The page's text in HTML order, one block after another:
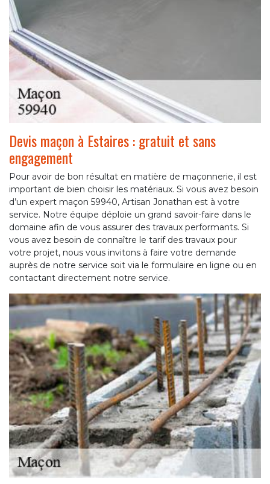
Devis maçon à Estaires : gratuit et sans
engagement
Pour avoir de bon résultat en matière de maçonnerie, il est
important de bien choisir les matériaux. Si vous avez besoin
d’un expert maçon 59940, Artisan Jonathan est à votre
service. Notre équipe déploie un grand savoir-faire dans le
domaine afin de vous assurer des travaux performants. Si
vous avez besoin de connaître le tarif des travaux pour
votre projet, nous vous invitons à faire votre demande
auprès de notre service soit via le formulaire en ligne ou en
contactant directement notre service.